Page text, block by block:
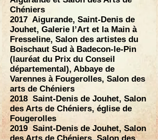
Chéniers
2017 Aigurande, Saint-Denis de
Jouhet, Galerie l’Art et la Main à
Fresseline, Salon des artistes du
Boischaut Sud à Badecon-le-Pin
(lauréat du Prix du Conseil
départemental), Abbaye de
Varennes à Fougerolles, Salon des
arts de Chéniers
2018 Saint-Denis de Jouhet, Salon
des Arts de Chéniers, église de
Fougerolles
2019 Saint-Denis de Jouhet, Salon